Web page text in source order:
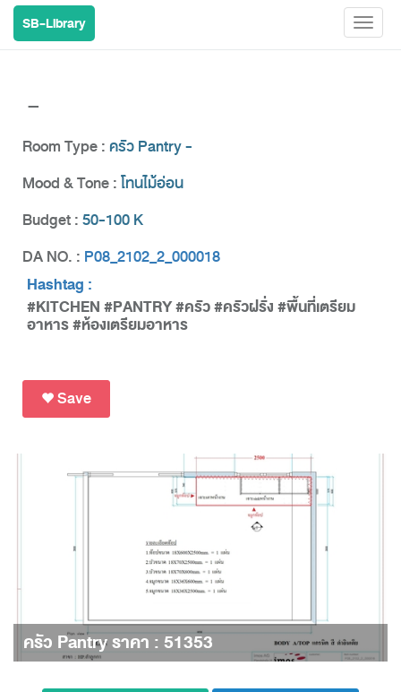
SB-Library
-
Room Type :ครัว Pantry -
Mood & Tone :โทนไม้อ่อน
Budget :50-100 K
DA NO. : P08_2102_2_000018
Hashtag :
#KITCHEN #PANTRY #ครัว #ครัวฝรั่ง #พื้นที่เตรียม
อาหาร #ห้องเตรียมอาหาร
Save
ครัว Pantry ราคา : 51353